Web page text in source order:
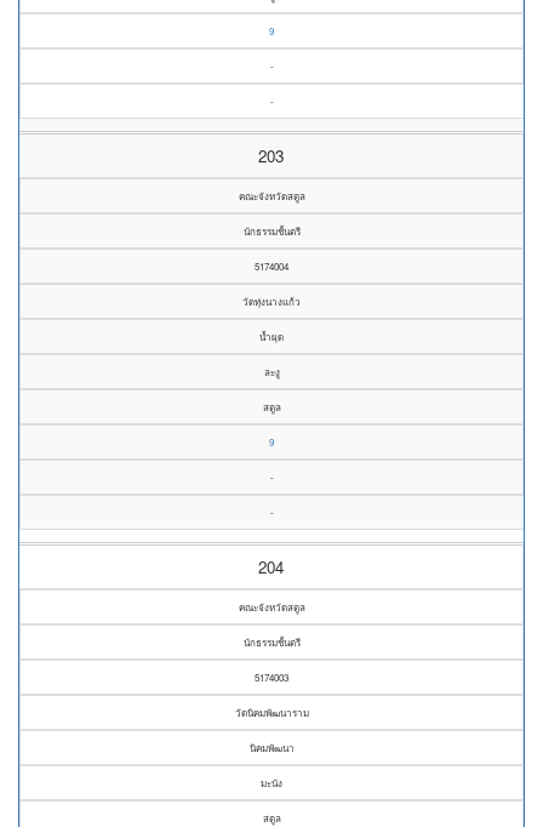
9
-
-
203
คณะจังหวัดสตูล
นักธรรมชั้นตรี
5174004
วัดทุ่งนางแก้ว
น้ำผุด
ละงู
สตูล
9
-
-
204
คณะจังหวัดสตูล
นักธรรมชั้นตรี
5174003
วัดนิคมพัฒนาราม
นิคมพัฒนา
มะนัง
สตูล